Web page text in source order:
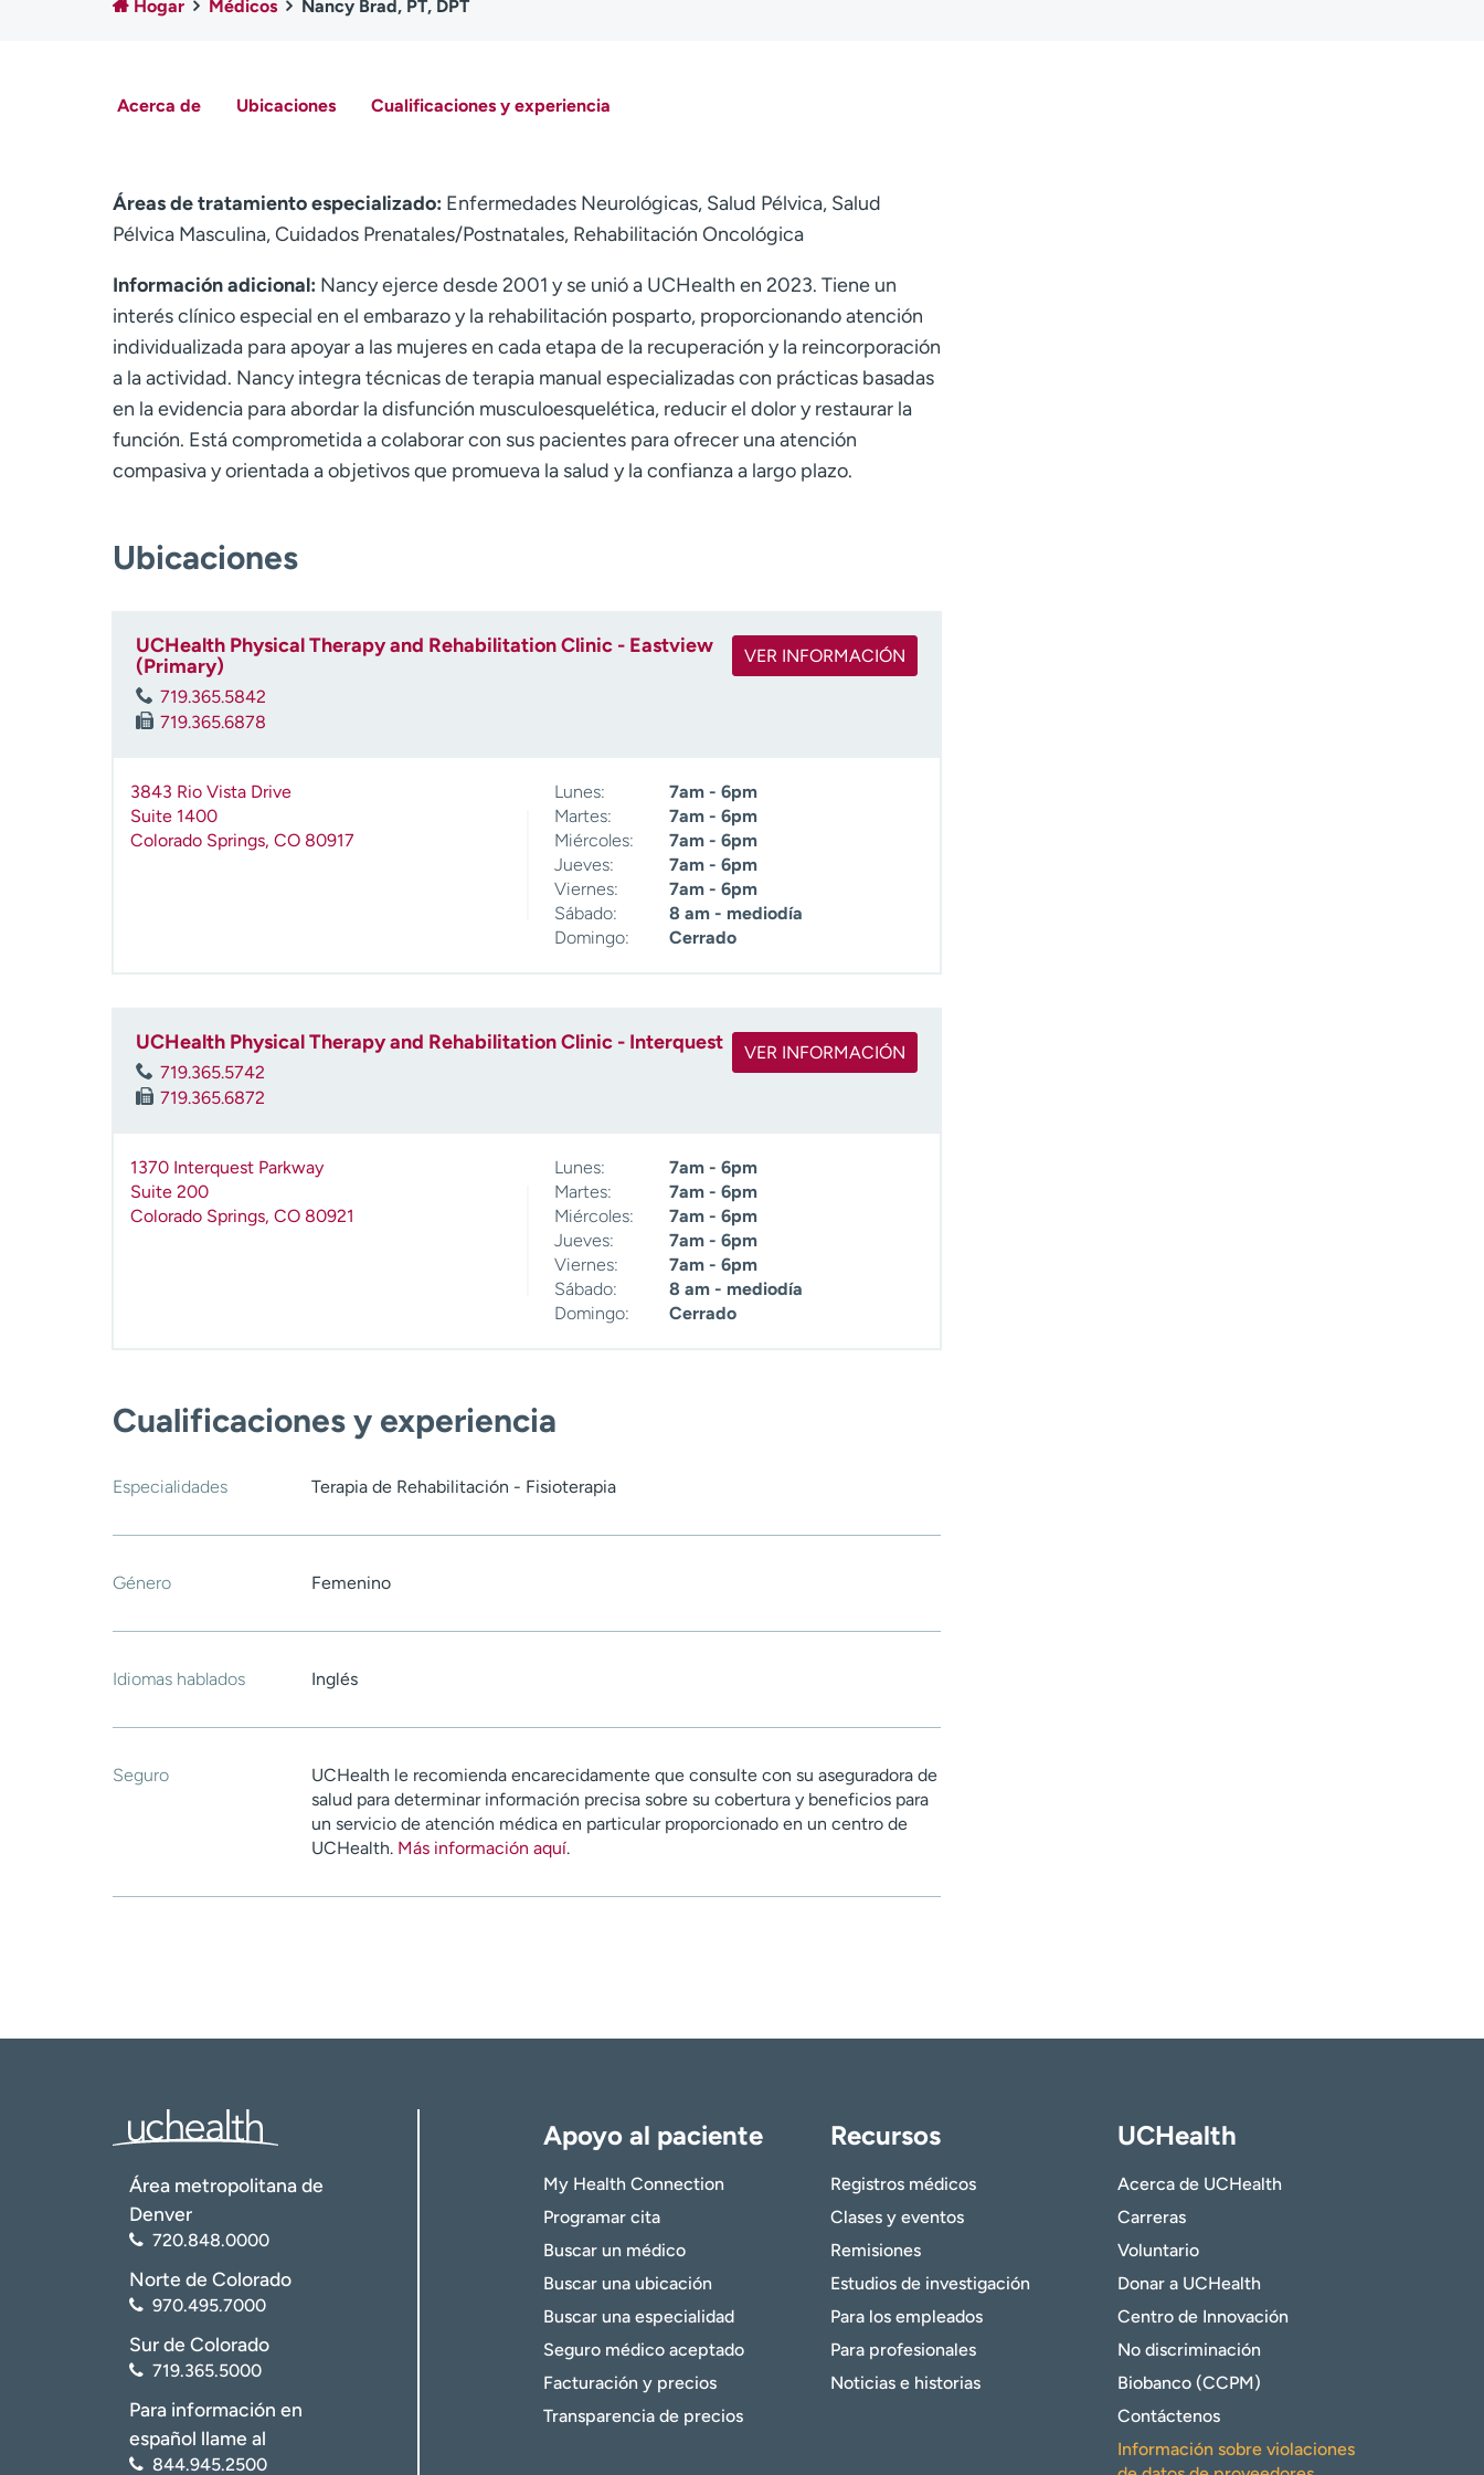
Hogar Médicos Nancy Brad, PT, DPT
Acerca de Ubicaciones Cualificaciones y experiencia
Áreas de tratamiento especializado: Enfermedades Neurológicas, Salud Pélvica, Salud
Pélvica Masculina, Cuidados Prenatales/Postnatales, Rehabilitación Oncológica
Información adicional: Nancy ejerce desde 2001 y se unió a UCHealth en 2023. Tiene un
interés clínico especial en el embarazo y la rehabilitación posparto, proporcionando atención
individualizada para apoyar a las mujeres en cada etapa de la recuperación y la reincorporación
a la actividad. Nancy integra técnicas de terapia manual especializadas con prácticas basadas
en la evidencia para abordar la disfunción musculoesquelética, reducir el dolor y restaurar la
función. Está comprometida a colaborar con sus pacientes para ofrecer una atención
compasiva y orientada a objetivos que promueva la salud y la confianza a largo plazo.
Ubicaciones
UCHealth Physical Therapy and Rehabilitation Clinic - Eastview
(Primary)
719.365.5842
719.365.6878
VER INFORMACIÓN
3843 Rio Vista Drive
Suite 1400
Colorado Springs, CO 80917
Lunes:
7am - 6pm
Martes:
7am - 6pm
Miércoles:
7am - 6pm
Jueves:
7am - 6pm
Viernes:
7am - 6pm
Sábado:
8 am - mediodía
Domingo:
Cerrado
UCHealth Physical Therapy and Rehabilitation Clinic - Interquest
719.365.5742
719.365.6872
VER INFORMACIÓN
1370 Interquest Parkway
Suite 200
Colorado Springs, CO 80921
Lunes:
7am - 6pm
Martes:
7am - 6pm
Miércoles:
7am - 6pm
Jueves:
7am - 6pm
Viernes:
7am - 6pm
Sábado:
8 am - mediodía
Domingo:
Cerrado
Cualificaciones y experiencia
Especialidades Terapia de Rehabilitación - Fisioterapia
Género Femenino
Idiomas hablados Inglés
Seguro
UCHealth le recomienda encarecidamente que consulte con su aseguradora de
salud para determinar información precisa sobre su cobertura y beneficios para
un servicio de atención médica en particular proporcionado en un centro de
UCHealth. Más información aquí.
Área metropolitana de
Denver
720.848.0000
Norte de Colorado
970.495.7000
Sur de Colorado
719.365.5000
Para información en
español llame al
844.945.2500
Apoyo al paciente
My Health Connection
Programar cita
Buscar un médico
Buscar una ubicación
Buscar una especialidad
Seguro médico aceptado
Facturación y precios
Transparencia de precios
Recursos
Registros médicos
Clases y eventos
Remisiones
Estudios de investigación
Para los empleados
Para profesionales
Noticias e historias
UCHealth
Acerca de UCHealth
Carreras
Voluntario
Donar a UCHealth
Centro de Innovación
No discriminación
Biobanco (CCPM)
Contáctenos
Información sobre violaciones